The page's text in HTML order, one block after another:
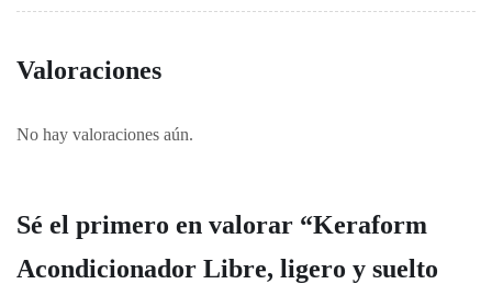
Valoraciones
No hay valoraciones aún.
Sé el primero en valorar “Keraform
Acondicionador Libre, ligero y suelto